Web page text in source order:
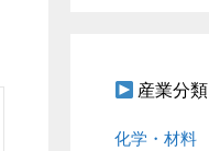
産業分類
化学・材料